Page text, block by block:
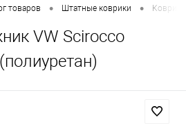
товаров • Штатные коврики • Коврик
VW Scirocco